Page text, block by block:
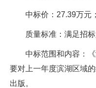
中标价：27.39万元；
质量标准：满足招标
中标范围和内容：《
要对上一年度滨湖区域
出版。